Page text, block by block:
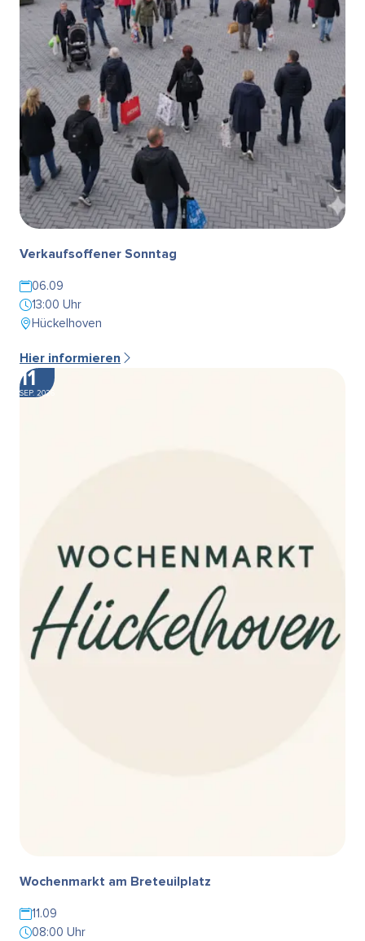
Verkaufsoffener Sonntag
06.09
13:00 Uhr
Hückelhoven
Hier informieren
11
SEP. 2026
Wochenmarkt am Breteuilplatz
11.09
08:00 Uhr